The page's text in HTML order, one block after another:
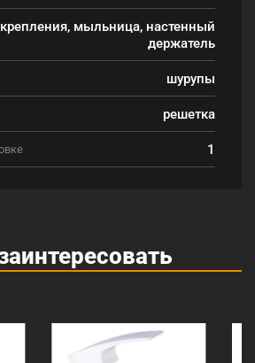
крепления, мыльница, настенный
держатель
шурупы
решетка
1